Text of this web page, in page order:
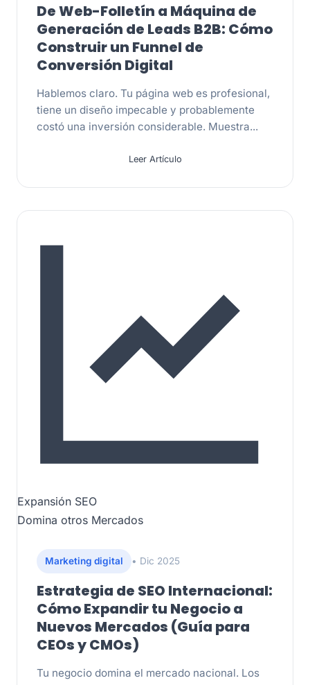
De Web-Folletín a Máquina de
Generación de Leads B2B: Cómo
Construir un Funnel de
Conversión Digital
Hablemos claro. Tu página web es profesional,
tiene un diseño impecable y probablemente
costó una inversión considerable. Muestra...
Leer Artículo
Expansión SEO
Domina otros Mercados
Marketing digital • Dic 2025
Estrategia de SEO Internacional:
Cómo Expandir tu Negocio a
Nuevos Mercados (Guía para
CEOs y CMOs)
Tu negocio domina el mercado nacional. Los